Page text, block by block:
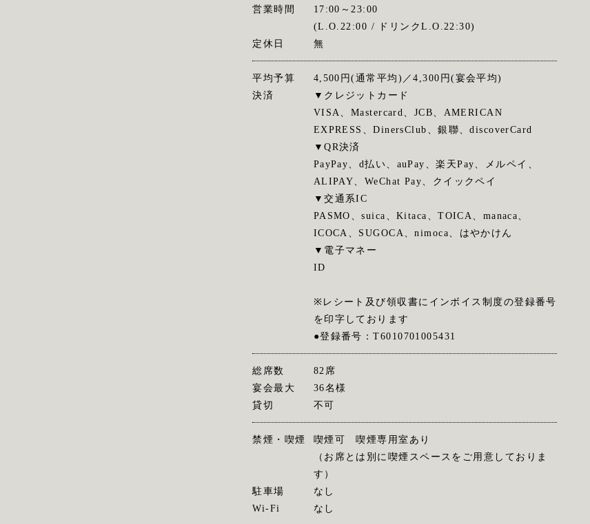
営業時間
17:00～23:00
(L.O.22:00 / ドリンクL.O.22:30)
定休日
無
平均予算
4,500円(通常平均)／4,300円(宴会平均)
決済
▼クレジットカード
VISA、Mastercard、JCB、AMERICAN
EXPRESS、DinersClub、銀聯、discoverCard
▼QR決済
PayPay、d払い、auPay、楽天Pay、メルペイ、
ALIPAY、WeChat Pay、クイックペイ
▼交通系IC
PASMO、suica、Kitaca、TOICA、manaca、
ICOCA、SUGOCA、nimoca、はやかけん
▼電子マネー
ID
※レシート及び領収書にインボイス制度の登録番号
を印字しております
●登録番号：T6010701005431
総席数
82席
宴会最大
36名様
貸切
不可
禁煙・喫煙
喫煙可 喫煙専用室あり
（お席とは別に喫煙スペースをご用意しておりま
す）
駐車場
なし
Wi-Fi
なし